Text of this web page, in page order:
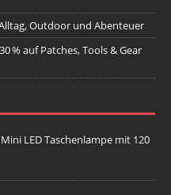
Outdoor und Abenteuer
% auf Patches, Tools & Gear
LED Taschenlampe mit 120